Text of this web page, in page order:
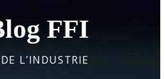
FFI
L’INDUSTRIE